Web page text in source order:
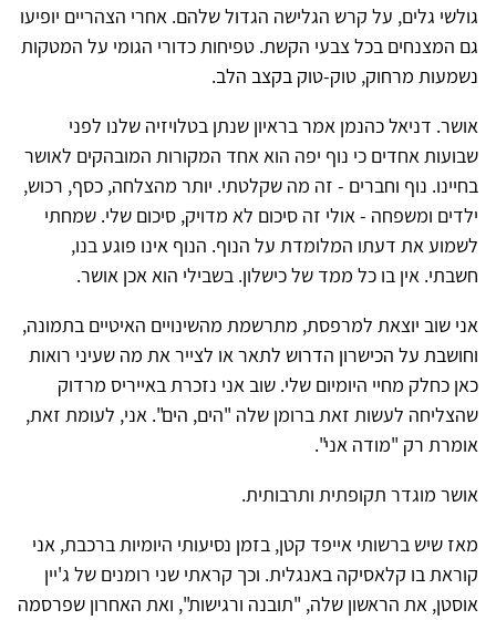
גולשי גלים, על קרש הגלישה הגדול שלהם. אחרי הצהריים יופיעו
גם המצנחים בכל צבעי הקשת. טפיחות כדורי הגומי על המטקות
נשמעות מרחוק, טוק-טוק בקצב הלב.
אושר. דניאל כהנמן אמר בראיון שנתן בטלויזיה שלנו לפני
שבועות אחדים כי נוף יפה הוא אחד המקורות המובהקים לאושר
בחיינו. נוף וחברים - זה מה שקלטתי. יותר מהצלחה, כסף, רכוש,
ילדים ומשפחה - אולי זה סיכום לא מדויק, סיכום שלי. שמחתי
לשמוע את דעתו המלומדת על הנוף. הנוף אינו פוגע בנו,
חשבתי. אין בו כל ממד של כישלון. בשבילי הוא אכן אושר.
אני שוב יוצאת למרפסת, מתרשמת מהשינויים האיטיים בתמונה,
וחושבת על הכישרון הדרוש לתאר או לצייר את מה שעיני רואות
כאן כחלק מחיי היומיום שלי. שוב אני נזכרת באייריס מרדוק
שהצליחה לעשות זאת ברומן שלה "הים, הים". אני, לעומת זאת,
אומרת רק "מודה אני".
אושר מוגדר תקופתית ותרבותית.
מאז שיש ברשותי אייפד קטן, בזמן נסיעותי היומיות ברכבת, אני
קוראת בו קלאסיקה באנגלית. וכך קראתי שני רומנים של ג'יין
אוסטן, את הראשון שלה, "תובנה ורגישות", ואת האחרון שפרסמה